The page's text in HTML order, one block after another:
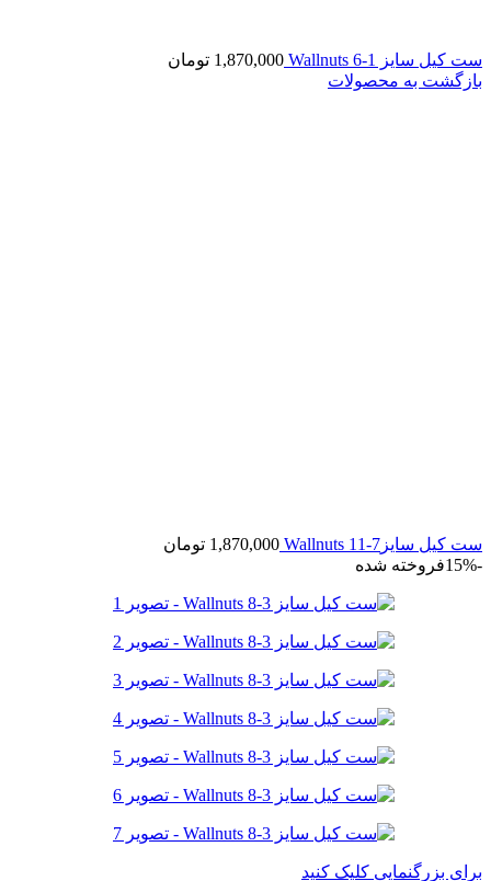
ست کیل سایز 1-6 Wallnuts 1,870,000 تومان
بازگشت به محصولات
ست کیل سایز7-11 Wallnuts 1,870,000 تومان
-15%
فروخته شده
برای بزرگنمایی کلیک کنید